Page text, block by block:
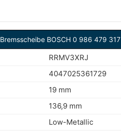
Bremsscheibe BOSCH 0 986 479 317
RRMV3XRJ
4047025361729
19 mm
136,9 mm
Low-Metallic